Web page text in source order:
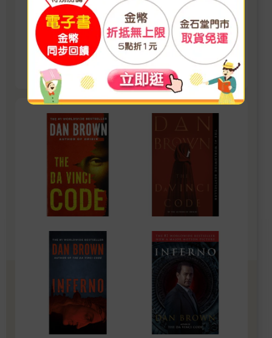
嗎？」 新書首發 經典同步優惠 限時開搶 書展期
間限定 數量有限，售完為止 推理迷，這次別再
錯過
看更多